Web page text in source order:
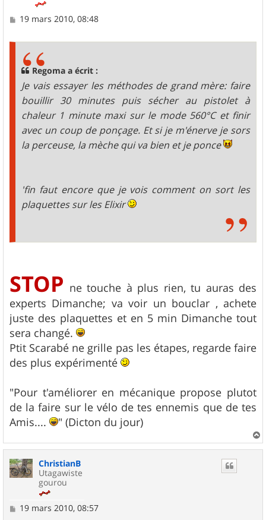
M19 mars 2010, 08:48
Regoma a écrit :
Je vais essayer les méthodes de grand mère: faire
bouillir 30 minutes puis sécher au pistolet à
chaleur 1 minute maxi sur le mode 560°C et finir
avec un coup de ponçage. Et si je m'énerve je sors
la perceuse, la mèche qui va bien et je ponce
'fin faut encore que je vois comment on sort les
plaquettes sur les Elixir
STOP ne touche à plus rien, tu auras des
experts Dimanche; va voir un bouclar , achete
juste des plaquettes et en 5 min Dimanche tout
sera changé.
Ptit Scarabé ne grille pas les étapes, regarde faire
des plus expérimenté
"Pour t'améliorer en mécanique propose plutot
de la faire sur le vélo de tes ennemis que de tes
Amis....
" (Dicton du jour)
a
ChristianB
Utagawiste
gourou
M19 mars 2010, 08:57